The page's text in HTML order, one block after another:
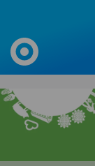
Work.ua